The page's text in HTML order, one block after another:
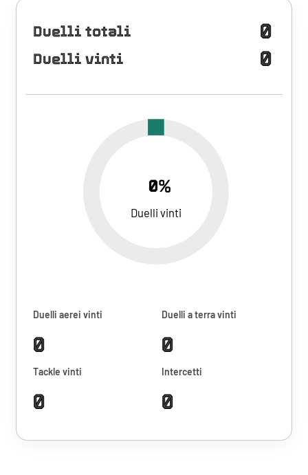
Duelli totali 0
Duelli vinti 0
0%
Duelli vinti
Duelli aerei vinti
0
Duelli a terra vinti
0
Tackle vinti
0
Intercetti
0